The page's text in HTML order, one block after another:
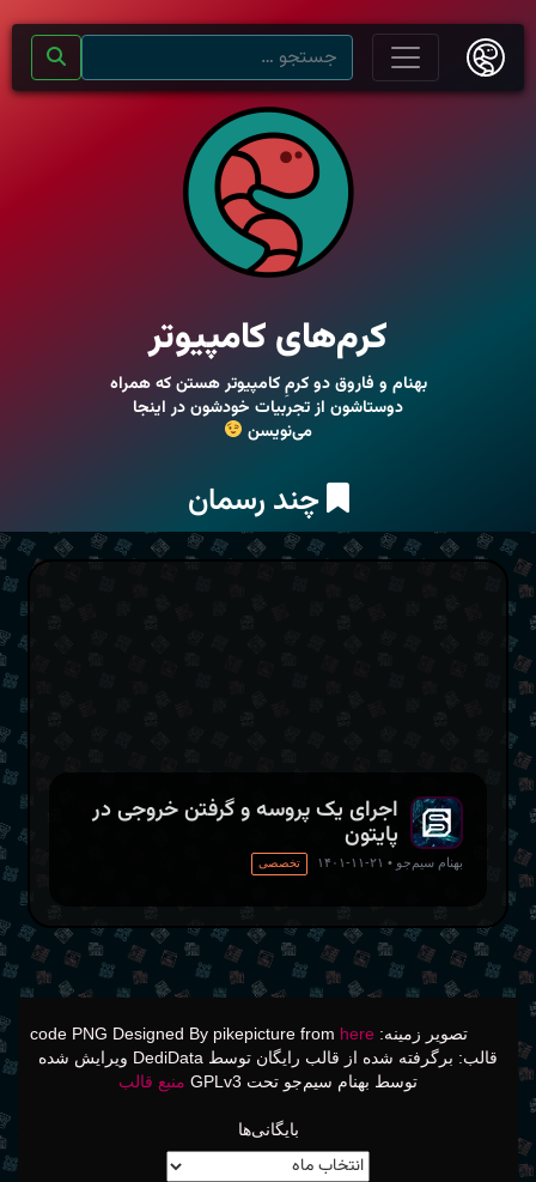
کرم‌های کامپیوتر
بهنام و فاروق دو کرمِ کامپیوتر هستن که همراه
دوستاشون از تجربیات خودشون در اینجا
می‌نویسن
چند رسمان
اجرای یک پروسه و گرفتن خروجی در
پایتون
بهنام سیم‌جو • ۲۱-۱۱-۱۴۰۱ تخصصی
تصویر زمینه: code PNG Designed By pikepicture from here
قالب: برگرفته شده از قالب رایگان توسط DediData ویرایش شده
توسط بهنام سیم‌جو تحت GPLv3
منبع قالب
بایگانی‌ها